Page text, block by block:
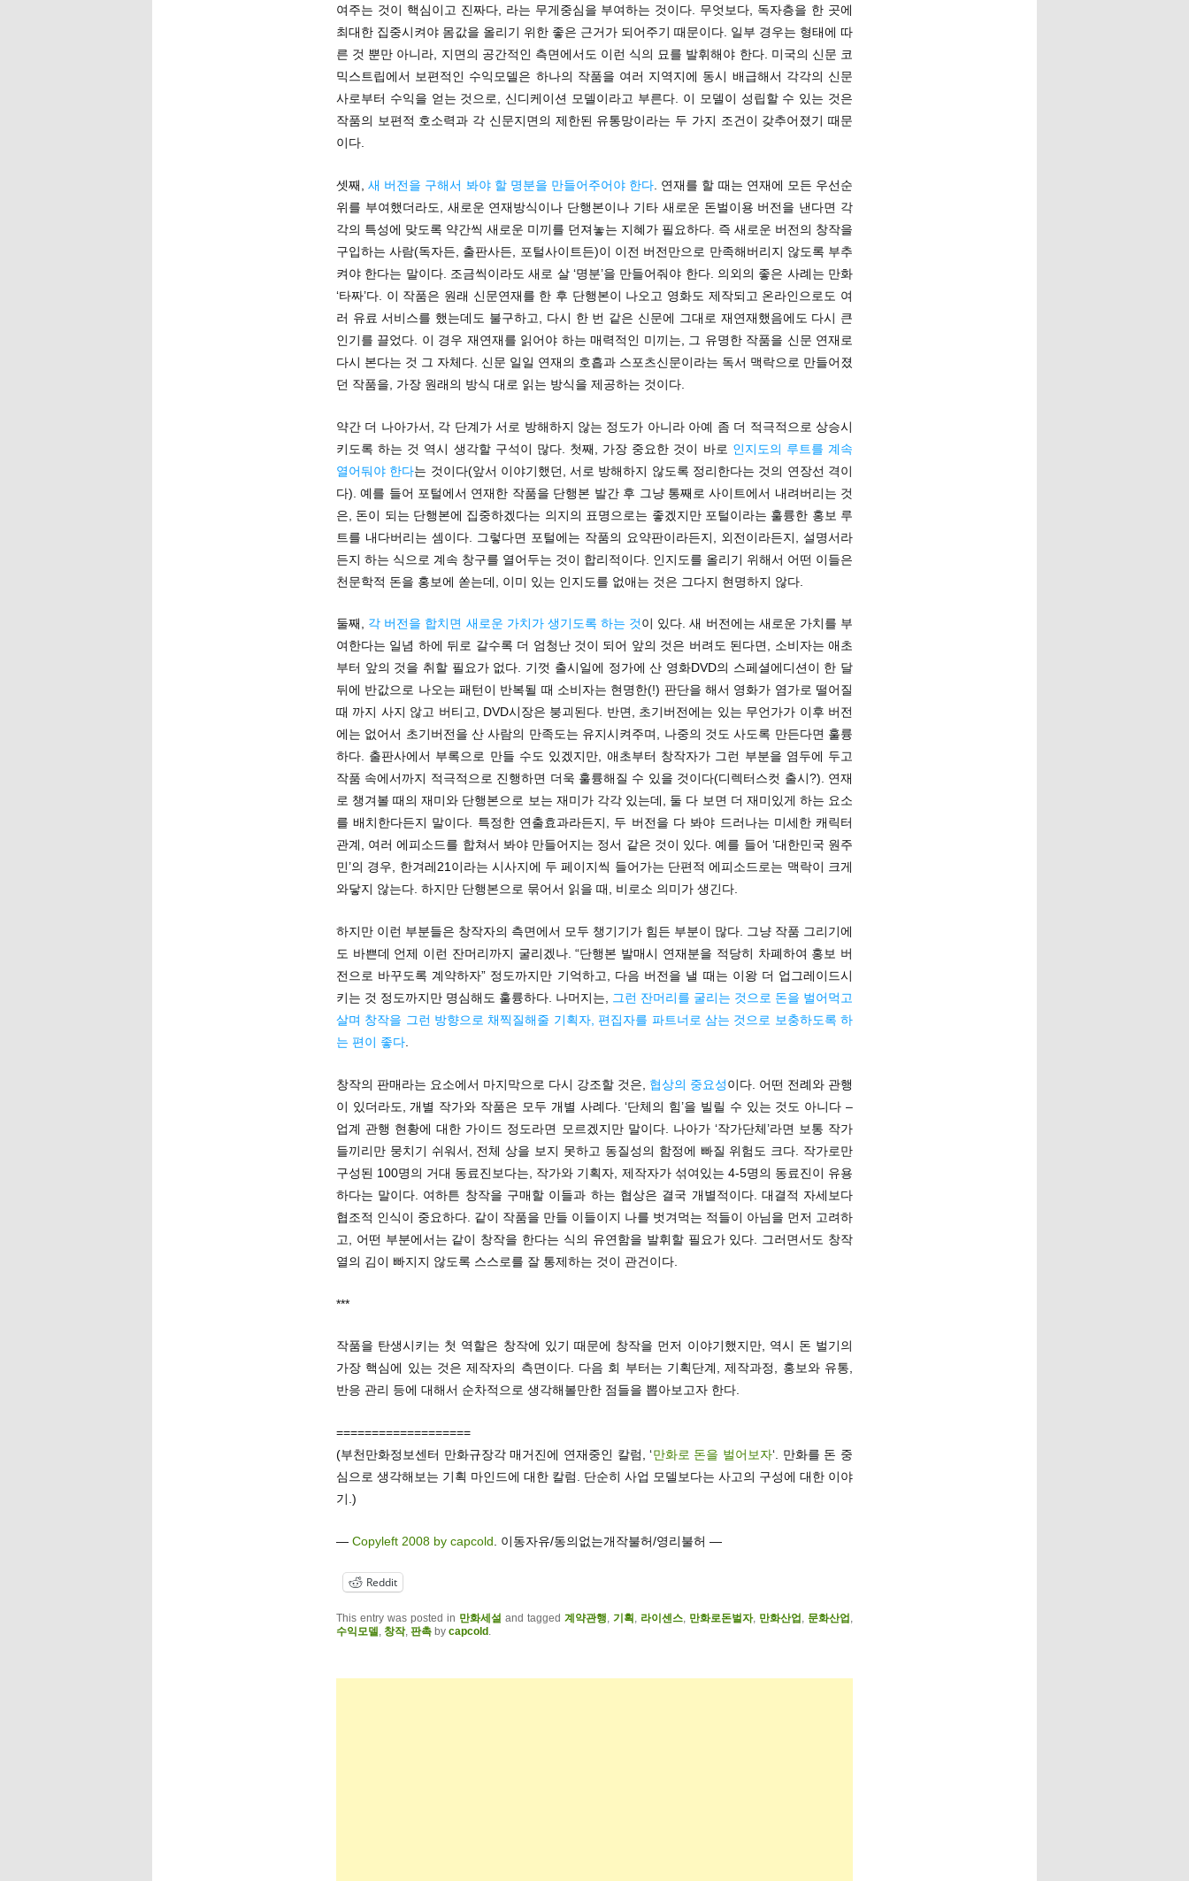
여주는 것이 핵심이고 진짜다, 라는 무게중심을 부여하는 것이다. 무엇보다, 독자층을 한 곳에
최대한 집중시켜야 몸값을 올리기 위한 좋은 근거가 되어주기 때문이다. 일부 경우는 형태에 따
른 것 뿐만 아니라, 지면의 공간적인 측면에서도 이런 식의 묘를 발휘해야 한다. 미국의 신문 코
믹스트립에서 보편적인 수익모델은 하나의 작품을 여러 지역지에 동시 배급해서 각각의 신문
사로부터 수익을 얻는 것으로, 신디케이션 모델이라고 부른다. 이 모델이 성립할 수 있는 것은
작품의 보편적 호소력과 각 신문지면의 제한된 유통망이라는 두 가지 조건이 갖추어졌기 때문
이다.
셋째,새 버전을 구해서 봐야 할 명분을 만들어주어야 한다 . 연재를 할 때는 연재에 모든 우선순
위를 부여했더라도, 새로운 연재방식이나 단행본이나 기타 새로운 돈벌이용 버전을 낸다면 각
각의 특성에 맞도록 약간씩 새로운 미끼를 던져놓는 지혜가 필요하다. 즉 새로운 버전의 창작을
구입하는 사람(독자든, 출판사든, 포털사이트든)이 이전 버전만으로 만족해버리지 않도록 부추
켜야 한다는 말이다. 조금씩이라도 새로 살 ‘명분’을 만들어줘야 한다. 의외의 좋은 사례는 만화
‘타짜’다. 이 작품은 원래 신문연재를 한 후 단행본이 나오고 영화도 제작되고 온라인으로도 여
러 유료 서비스를 했는데도 불구하고, 다시 한 번 같은 신문에 그대로 재연재했음에도 다시 큰
인기를 끌었다. 이 경우 재연재를 읽어야 하는 매력적인 미끼는, 그 유명한 작품을 신문 연재로
다시 본다는 것 그 자체다. 신문 일일 연재의 호흡과 스포츠신문이라는 독서 맥락으로 만들어졌
던 작품을, 가장 원래의 방식 대로 읽는 방식을 제공하는 것이다.
약간 더 나아가서, 각 단계가 서로 방해하지 않는 정도가 아니라 아예 좀 더 적극적으로 상승시
키도록 하는 것 역시 생각할 구석이 많다. 첫째, 가장 중요한 것이 바로 인지도의 루트를 계속
열어둬야 한다는 것이다(앞서 이야기했던, 서로 방해하지 않도록 정리한다는 것의 연장선 격이
다). 예를 들어 포털에서 연재한 작품을 단행본 발간 후 그냥 통째로 사이트에서 내려버리는 것
은, 돈이 되는 단행본에 집중하겠다는 의지의 표명으로는 좋겠지만 포털이라는 훌륭한 홍보 루
트를 내다버리는 셈이다. 그렇다면 포털에는 작품의 요약판이라든지, 외전이라든지, 설명서라
든지 하는 식으로 계속 창구를 열어두는 것이 합리적이다. 인지도를 올리기 위해서 어떤 이들은
천문학적 돈을 홍보에 쏟는데, 이미 있는 인지도를 없애는 것은 그다지 현명하지 않다.
둘째, 각 버전을 합치면 새로운 가치가 생기도록 하는 것이 있다. 새 버전에는 새로운 가치를 부
여한다는 일념 하에 뒤로 갈수록 더 엄청난 것이 되어 앞의 것은 버려도 된다면, 소비자는 애초
부터 앞의 것을 취할 필요가 없다. 기껏 출시일에 정가에 산 영화DVD의 스페셜에디션이 한 달
뒤에 반값으로 나오는 패턴이 반복될 때 소비자는 현명한(!) 판단을 해서 영화가 염가로 떨어질
때 까지 사지 않고 버티고, DVD시장은 붕괴된다. 반면, 초기버전에는 있는 무언가가 이후 버전
에는 없어서 초기버전을 산 사람의 만족도는 유지시켜주며, 나중의 것도 사도록 만든다면 훌륭
하다. 출판사에서 부록으로 만들 수도 있겠지만, 애초부터 창작자가 그런 부분을 염두에 두고
작품 속에서까지 적극적으로 진행하면 더욱 훌륭해질 수 있을 것이다(디렉터스컷 출시?). 연재
로 챙겨볼 때의 재미와 단행본으로 보는 재미가 각각 있는데, 둘 다 보면 더 재미있게 하는 요소
를 배치한다든지 말이다. 특정한 연출효과라든지, 두 버전을 다 봐야 드러나는 미세한 캐릭터
관계, 여러 에피소드를 합쳐서 봐야 만들어지는 정서 같은 것이 있다. 예를 들어 ‘대한민국 원주
민’의 경우, 한겨레21이라는 시사지에 두 페이지씩 들어가는 단편적 에피소드로는 맥락이 크게
와닿지 않는다. 하지만 단행본으로 묶어서 읽을 때, 비로소 의미가 생긴다.
하지만 이런 부분들은 창작자의 측면에서 모두 챙기기가 힘든 부분이 많다. 그냥 작품 그리기에
도 바쁜데 언제 이런 잔머리까지 굴리겠나. “단행본 발매시 연재분을 적당히 차폐하여 홍보 버
전으로 바꾸도록 계약하자” 정도까지만 기억하고, 다음 버전을 낼 때는 이왕 더 업그레이드시
키는 것 정도까지만 명심해도 훌륭하다. 나머지는,
그런 잔머리를 굴리는 것으로 돈을 벌어먹고
살며 창작을 그런 방향으로 채찍질해줄 기획자, 편집자를 파트너로 삼는 것으로 보충하도록 하
는 편이 좋다.
창작의 판매라는 요소에서 마지막으로 다시 강조할 것은, 협상의 중요성이다. 어떤 전례와 관행
이 있더라도, 개별 작가와 작품은 모두 개별 사례다. ‘단체의 힘’을 빌릴 수 있는 것도 아니다 –
업계 관행 현황에 대한 가이드 정도라면 모르겠지만 말이다. 나아가 ‘작가단체’라면 보통 작가
들끼리만 뭉치기 쉬워서, 전체 상을 보지 못하고 동질성의 함정에 빠질 위험도 크다. 작가로만
구성된 100명의 거대 동료진보다는, 작가와 기획자, 제작자가 섞여있는 4-5명의 동료진이 유용
하다는 말이다. 여하튼 창작을 구매할 이들과 하는 협상은 결국 개별적이다. 대결적 자세보다
협조적 인식이 중요하다. 같이 작품을 만들 이들이지 나를 벗겨먹는 적들이 아님을 먼저 고려하
고, 어떤 부분에서는 같이 창작을 한다는 식의 유연함을 발휘할 필요가 있다. 그러면서도 창작
열의 김이 빠지지 않도록 스스로를 잘 통제하는 것이 관건이다.
***
작품을 탄생시키는 첫 역할은 창작에 있기 때문에 창작을 먼저 이야기했지만, 역시 돈 벌기의
가장 핵심에 있는 것은 제작자의 측면이다. 다음 회 부터는 기획단계, 제작과정, 홍보와 유통,
반응 관리 등에 대해서 순차적으로 생각해볼만한 점들을 뽑아보고자 한다.
===================
(부천만화정보센터 만화규장각 매거진에 연재중인 칼럼, ‘만화로 돈을 벌어보자‘. 만화를 돈 중
심으로 생각해보는 기획 마인드에 대한 칼럼. 단순히 사업 모델보다는 사고의 구성에 대한 이야
기.)
— Copyleft 2008 by capcold . 이동자유/동의없는개작불허/영리불허 —
Reddit
This entry was posted in 만화세설 and tagged계약관행 ,기획 라이센스 만화로돈벌자, 만화산업 ,문화산업
수익모델 창작, 판촉by capcold.